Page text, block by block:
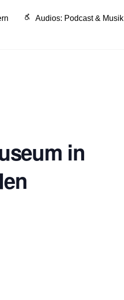
Audios: Podcast & Musik
in